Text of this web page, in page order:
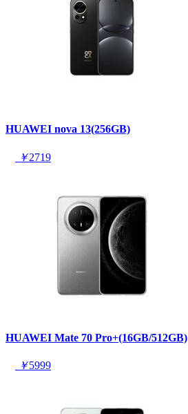
HUAWEI nova 13(256GB)
￥2719
HUAWEI Mate 70 Pro+(16GB/512GB)
￥5999